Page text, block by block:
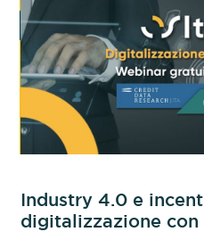
Industry 4.0 e
digitalizzazione con